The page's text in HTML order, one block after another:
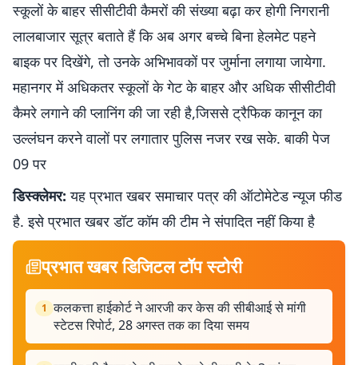
स्कूलों के बाहर सीसीटीवी कैमरों की संख्या बढ़ा कर होगी निगरानी
लालबाजार सूत्र बताते हैं कि अब अगर बच्चे बिना हेलमेट पहने
बाइक पर दिखेंगे, तो उनके अभिभावकों पर जुर्माना लगाया जायेगा.
महानगर में अधिकतर स्कूलों के गेट के बाहर और अधिक सीसीटीवी
कैमरे लगाने की प्लानिंग की जा रही है,जिससे ट्रैफिक कानून का
उल्लंघन करने वालों पर लगातार पुलिस नजर रख सके. बाकी पेज
09 पर
डिस्क्लेमर: यह प्रभात खबर समाचार पत्र की ऑटोमेटेड न्यूज फीड
है. इसे प्रभात खबर डॉट कॉम की टीम ने संपादित नहीं किया है
प्रभात खबर डिजिटल टॉप स्टोरी
1 कलकत्ता हाईकोर्ट ने आरजी कर केस की सीबीआई से मांगी
स्टेटस रिपोर्ट, 28 अगस्त तक का दिया समय